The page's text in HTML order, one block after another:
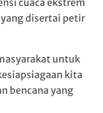
cuaca ekstrem
disertai petir
untuk
kita
bencana yang